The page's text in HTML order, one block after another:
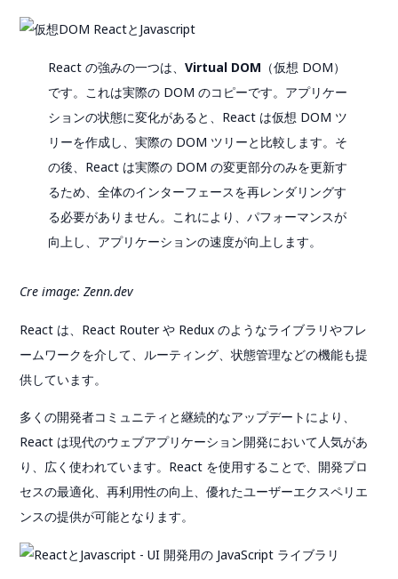
React の強みの一つは、Virtual DOM （仮想 DOM）
です。これは実際の DOM のコピーです。アプリケー
ションの状態に変化があると、React は仮想 DOM ツ
リーを作成し、実際の DOM ツリーと比較します。そ
の後、React は実際の DOM の変更部分のみを更新す
るため、全体のインターフェースを再レンダリングす
る必要がありません。これにより、パフォーマンスが
向上し、アプリケーションの速度が向上します。
Cre image: Zenn.dev
React は、React Router や Redux のようなライブラリやフレ
ームワークを介して、ルーティング、状態管理などの機能も提
供しています。
多くの開発者コミュニティと継続的なアップデートにより、
React は現代のウェブアプリケーション開発において人気があ
り、広く使われています。React を使用することで、開発プロ
セスの最適化、再利用性の向上、優れたユーザーエクスペリエ
ンスの提供が可能となります。